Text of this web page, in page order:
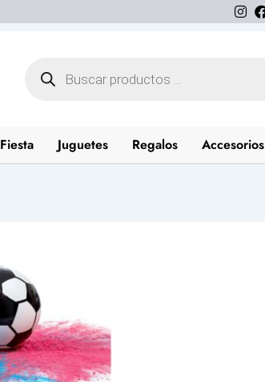
productos
Fiesta Juguetes Regalos Accesorios